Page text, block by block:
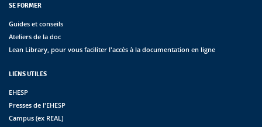
SE FORMER
Guides et conseils
Ateliers de la doc
Lean Library, pour vous faciliter l'accès à la documentation en ligne
LIENS UTILES
EHESP
Presses de l'EHESP
Campus (ex REAL)